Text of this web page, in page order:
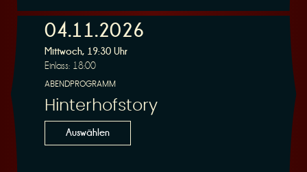
04.11.2026
Mittwoch, 19:30 Uhr
Einlass: 18:00
ABENDPROGRAMM
Hinterhofstory
Auswählen